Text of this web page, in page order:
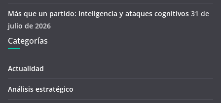
Más que un partido: Inteligencia y ataques cognitivos 31 de
julio de 2026
Categorías
Actualidad
Análisis estratégico